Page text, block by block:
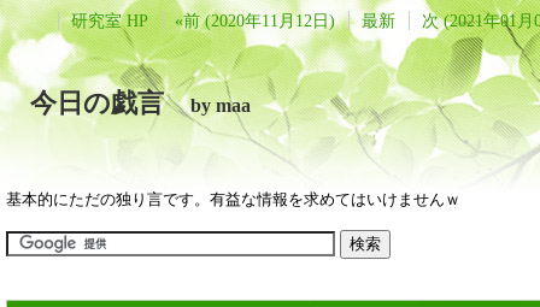
研究室 HP «前 (2020年11月12日) 最新 次 (2021年01月
今日の戯言by maa
基本的にただの独り言です。有益な情報を求めてはいけませんｗ